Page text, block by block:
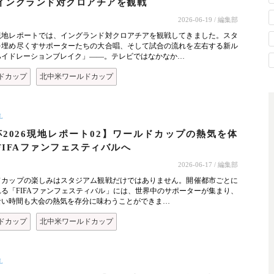
ングランド対クロアチアを観戦
2026-06-19 / 編集部
レポートでは、イングランド対クロアチアを観戦してきました。スタ
め尽くすサポーターたちの大合唱、そして試合の流れを左右する新ル
イドレーションブレイク」――。テレビではなかなか…
カップ 北中米ワールドカップ
2026現地レポート02】ワールドカップの熱気を体
ファンフェスティバルへ
2026-06-17 / 編集部
ップの楽しみはスタジアム観戦だけではありません。開催都市ごとに
「FIFAファンフェスティバル」には、世界中のサポーターが集まり、
時間も大会の熱気を存分に味わうことができま…
カップ 北中米ワールドカップ